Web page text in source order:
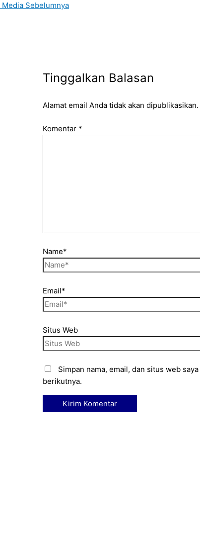
Media Sebelumnya
Tinggalkan Balasan
Alamat email Anda tidak akan dipublikasikan.
Komentar *
Name*
Email*
Situs Web
Simpan nama, email, dan situs web
berikutnya.